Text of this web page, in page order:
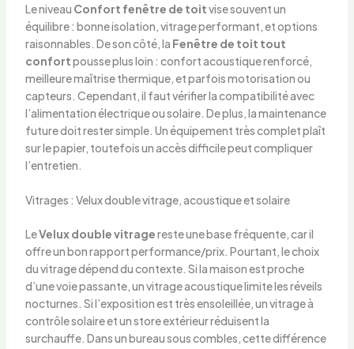
Le niveau Confort fenêtre de toitvise souvent un
équilibre : bonne isolation, vitrage performant, et options
raisonnables. De son côté, la Fenêtre de toit tout
confortpousse plus loin : confort acoustique renforcé,
meilleure maîtrise thermique, et parfois motorisation ou
capteurs. Cependant, il faut vérifier la compatibilité avec
l’alimentation électrique ou solaire. De plus, la maintenance
future doit rester simple. Un équipement très complet plaît
sur le papier, toutefois un accès difficile peut compliquer
l’entretien.
Vitrages : Velux double vitrage, acoustique et solaire
LeVelux double vitragereste une base fréquente, car il
offre un bon rapport performance/prix. Pourtant, le choix
du vitrage dépend du contexte. Si la maison est proche
d’une voie passante, un vitrage acoustique limite les réveils
nocturnes. Si l’exposition est très ensoleillée, un vitrage à
contrôle solaire et un store extérieur réduisent la
surchauffe. Dans un bureau sous combles, cette différence